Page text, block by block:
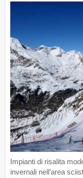
Impianti di risalita
invernali nell’area